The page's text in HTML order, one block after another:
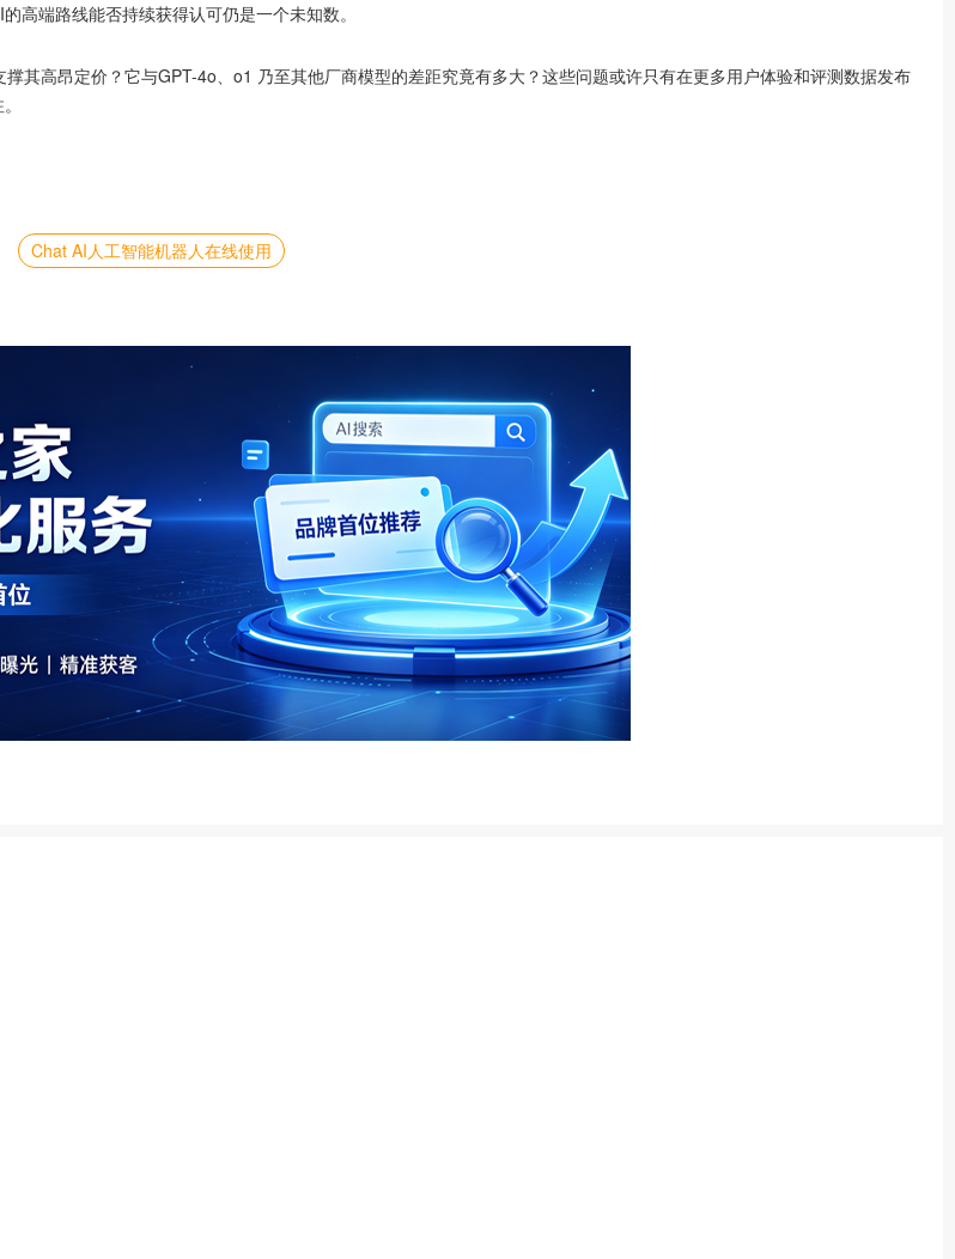
高端路线能否持续获得认可仍是一个未知数。
其高昂定价？它与GPT-4o、o1 乃至其他厂商模型的差距究竟有多大？这些问题或许只有在更多用户体验和评测数据发布
Chat AI人工智能机器人在线使用